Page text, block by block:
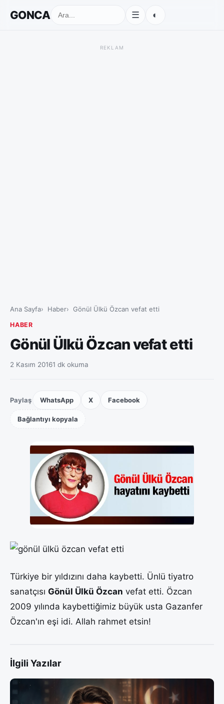
GONCA ☰ ◐
REKLAM
Ana Sayfa Haber Gönül Ülkü Özcan vefat etti
HABER
Gönül Ülkü Özcan vefat etti
2 Kasım 20161 dk okuma
Paylaş WhatsApp X Facebook
Bağlantıyı kopyala
Türkiye bir yıldızını daha kaybetti. Ünlü tiyatro
sanatçısı Gönül Ülkü Özcan vefat etti. Özcan
2009 yılında kaybettiğimiz büyük usta Gazanfer
Özcan'ın eşi idi. Allah rahmet etsin!
İlgili Yazılar